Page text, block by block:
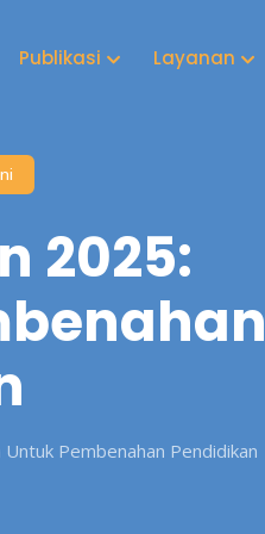
Publikasi Layanan
2025:
Pembenahan Pendidikan